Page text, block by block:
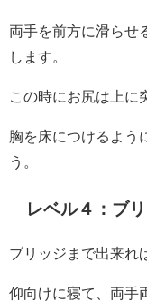
両手を前方に滑らせ
します。
この時にお尻は上に
胸を床につけるよう
う。
レベル４：ブ
ブリッジまで出来れ
仰向けに寝て、両手